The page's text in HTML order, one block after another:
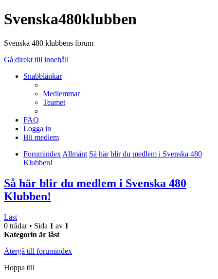
Svenska480klubben
Svenska 480 klubbens forum
Gå direkt till innehåll
Snabblänkar
Medlemmar
Teamet
FAQ
Logga in
Bli medlem
Forumindex Allmänt Så här blir du medlem i Svenska 480
Klubben!
Så här blir du medlem i Svenska 480
Klubben!
Låst
0 trådar • Sida 1 av 1
Kategorin är låst
Återgå till forumindex
Hoppa till